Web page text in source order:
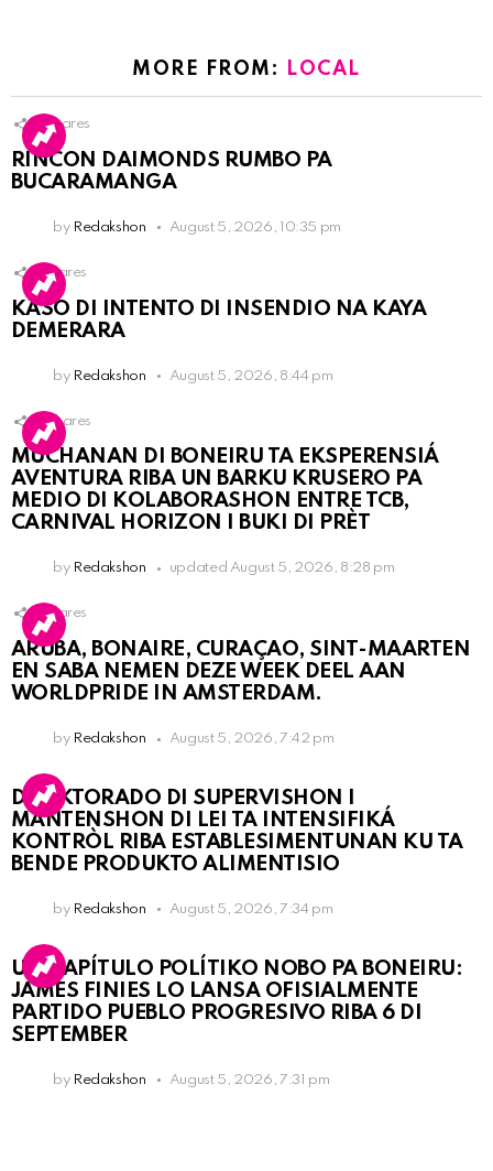
MORE FROM: LOCAL
Shares
RINCON DAIMONDS RUMBO PA
BUCARAMANGA
by Redakshon August 5, 2026, 10:35 pm
Shares
KASO DI INTENTO DI INSENDIO NA KAYA
DEMERARA
by Redakshon August 5, 2026, 8:44 pm
Shares
MUCHANAN DI BONEIRU TA EKSPERENSIÁ
AVENTURA RIBA UN BARKU KRUSERO PA
MEDIO DI KOLABORASHON ENTRE TCB,
CARNIVAL HORIZON I BUKI DI PRÈT
by Redakshon updated August 5, 2026, 8:28 pm
Shares
ARUBA, BONAIRE, CURAÇAO, SINT-MAARTEN
EN SABA NEMEN DEZE WEEK DEEL AAN
WORLDPRIDE IN AMSTERDAM.
by Redakshon August 5, 2026, 7:42 pm
DIREKTORADO DI SUPERVISHON I
MANTENSHON DI LEI TA INTENSIFIKÁ
KONTRÒL RIBA ESTABLESIMENTUNAN KU TA
BENDE PRODUKTO ALIMENTISIO
by Redakshon August 5, 2026, 7:34 pm
UN KAPÍTULO POLÍTIKO NOBO PA BONEIRU:
JAMES FINIES LO LANSA OFISIALMENTE
PARTIDO PUEBLO PROGRESIVO RIBA 6 DI
SEPTEMBER
by Redakshon August 5, 2026, 7:31 pm